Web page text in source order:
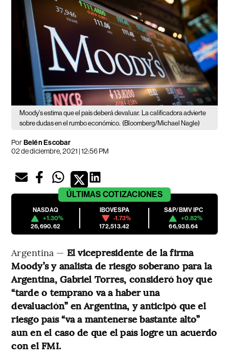
Moody's estima que el país deberá devaluar. La calificadora advierte
sobre dudas en el rumbo económico. (Bloomberg/Michael Nagle)
PorBelén Escobar
02 de diciembre, 2021 | 12:56 PM
ÚLTIMAS COTIZACIONES
NASDAQ
+1.30%
26,690.62
IBOVESPA
-1.73%
172,513.42
S&P/BMV IPC
+0.82%
66,938.64
Argentina — El vicepresidente de la firma
Moody’s y analista de riesgo soberano para la
Argentina, Gabriel Torres, consideró hoy que
“tarde o temprano va a haber una
devaluación” en Argentina, y anticipó que el
riesgo país “va a mantenerse bastante alto”
aun en el caso de que el país logre un acuerdo
con el FMI.